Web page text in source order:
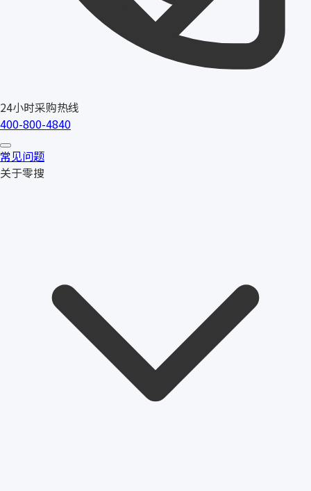
24小时采购热线
400-800-4840
常见问题
关于零搜